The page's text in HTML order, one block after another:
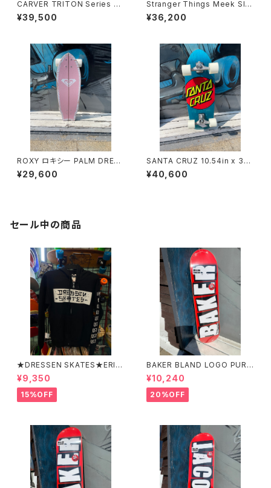
CARVER TRITON Series JA
PAN LIMITED Watermark 2
9"
¥39,500
Stranger Things Meek Sla
sher cruiser 10.1 SANTACR
UZ SkateBoarding
¥36,200
ROXY ロキシー PALM DREA
MS 28 LONGBOARD TRUC
K サーフスケートボード
¥29,600
SANTA CRUZ 10.54in x 31.
45in CLASSIC DOT PIG SU
RF SKATE CARVER CRUISE
¥40,600
セール中の商品
★DRESSEN SKATES★ERIC
DRESSEN BLACK ZIP HOO
D PARKER ドレッセンスケーツ
スケート エリックドレッセン
ブラック フードパーカー フー
¥9,350
15%OFF
BAKER BLAND LOGO PURP
LE DECK 8.0 ベイカー ブラ
ンド ロゴ パープル デッ
キ 8インチ スケートボード ス
ケボー
¥10,240
20%OFF